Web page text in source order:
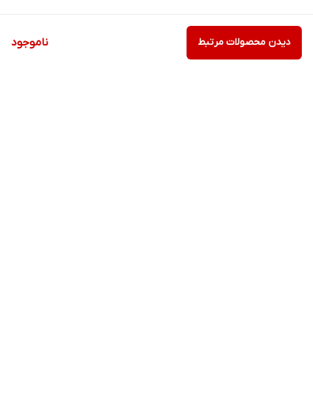
ناموجود دیدن محصولات مرتبط